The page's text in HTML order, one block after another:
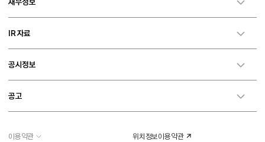
IR 자료
공시정보
공고
이용약관
위치정보이용약관